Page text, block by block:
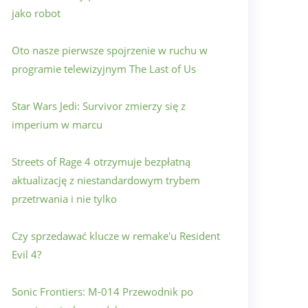
jako robot
Oto nasze pierwsze spojrzenie w ruchu w
programie telewizyjnym The Last of Us
Star Wars Jedi: Survivor zmierzy się z
imperium w marcu
Streets of Rage 4 otrzymuje bezpłatną
aktualizację z niestandardowym trybem
przetrwania i nie tylko
Czy sprzedawać klucze w remake'u Resident
Evil 4?
Sonic Frontiers: M-014 Przewodnik po